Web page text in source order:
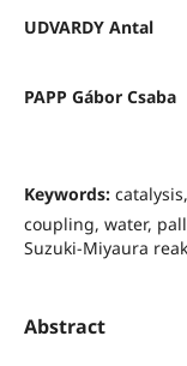
UDVARDY Antal
PAPP Gábor Csaba
Keywords:
coupling, water,
Suzuki-Miyaura
Abstract